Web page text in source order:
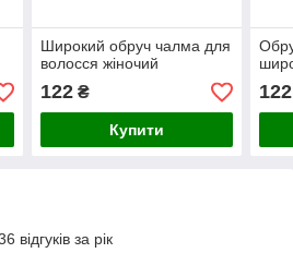
Широкий обруч чалма для
волосся жіночий
122₴
Купити
122
відгуків за рік